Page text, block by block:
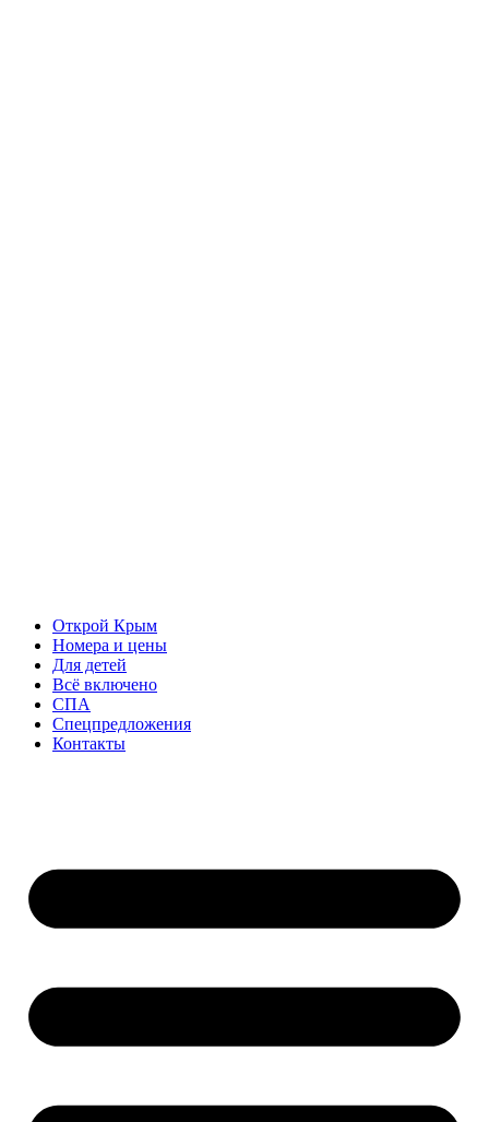
Открой Крым
Номера и цены
Для детей
Всё включено
СПА
Спецпредложения
Контакты